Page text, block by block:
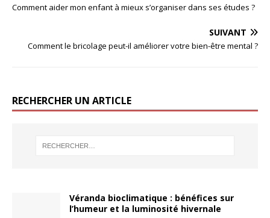
Comment aider mon enfant à mieux s’organiser dans ses études ?
SUIVANT
Comment le bricolage peut-il améliorer votre bien-être mental ?
RECHERCHER UN ARTICLE
Véranda bioclimatique : bénéfices sur
l’humeur et la luminosité hivernale